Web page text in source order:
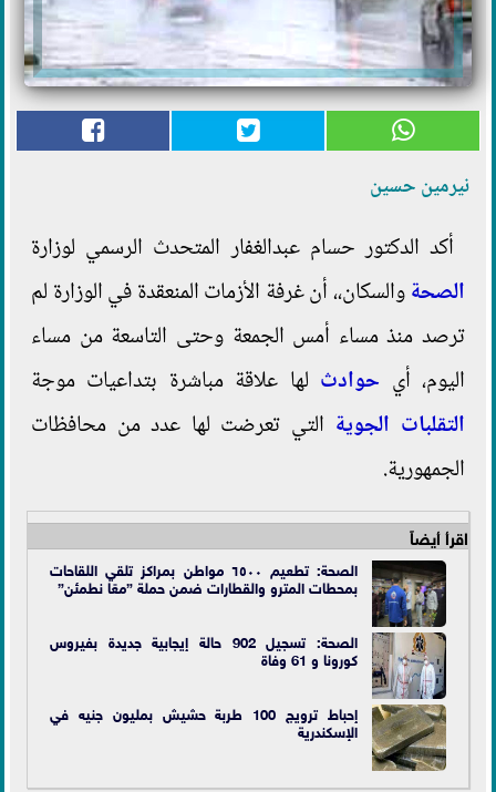
نيرمين حسين
أكد الدكتور حسام عبدالغفار المتحدث الرسمي لوزارة
الصحةوالسكان،، أن غرفة الأزمات المنعقدة في الوزارة لم
ترصد منذ مساء أمس الجمعة وحتى التاسعة من مساء
اليوم، أي حوادث لها علاقة مباشرة بتداعيات موجة
التقلبات الجوية التي تعرضت لها عدد من محافظات
الجمهورية.
اقرأ أيضاً
الصحة: تطعيم ٦٥٠٠ مواطن بمراكز تلقي اللقاحات
بمحطات المترو والقطارات ضمن حملة ”معًا نطمئن”
الصحة: تسجيل 902 حالة إيجابية جديدة بفيروس
كورونا و 61 وفاة
إحباط ترويج 100 طربة حشيش بمليون جنيه في
الإسكندرية